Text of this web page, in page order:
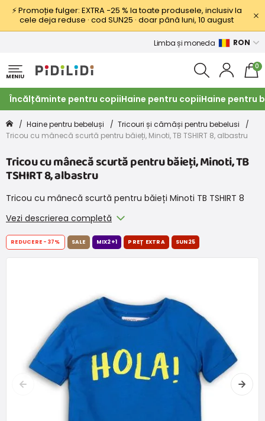
⚡ Promoție fulger: EXTRA −25 % la toate produsele, inclusiv la
cele deja reduse · cod SUN25 · doar până luni, 10 august
Limba și moneda RON
MENIU
0
Încălțăminte pentru copiiHaine pentru copiiHaine pentru
Haine pentru bebeluși
Tricouri și cămăși pentru bebelusi
Tricou cu mânecă scurtă pentru băieți, Minoti, TB TSHIRT 8, albastru
Tricou cu mânecă scurtă pentru băieți, Minoti, TB
TSHIRT 8, albastru
Tricou cu mânecă scurtă pentru băieți Minoti TB TSHIRT 8
Vezi descrierea completă
REDUCERE -37% SALE MIX2+1 PREȚ EXTRA SUN25